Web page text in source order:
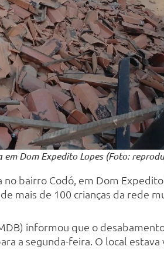
em Dom Expedito Lopes (Foto:
bairro Codó, em Dom
mais de 100 crianças da rede
informou que o
a segunda-feira. O local